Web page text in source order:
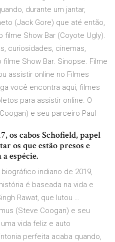
durante um jantar,
(Jack Gore) que até então,
Show Bar (Coyote Ugly).
curiosidades, cinemas,
Show Bar. Sinopse. Filme
assistir online no Filmes
você encontra aqui, filmes
para assistir online. O
e seu parceiro Paul
os cabos Schofield, papel
os que estão presos e
espécie.
indiano de 2019,
é baseada na vida e
Rawat, que lutou …
(Steve Coogan) e seu
vida feliz e auto
perfeita acaba quando,